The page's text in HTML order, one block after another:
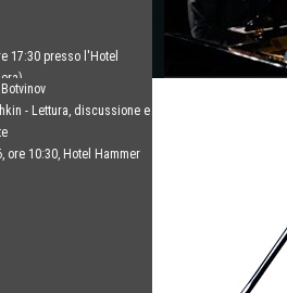
17:30 presso l'Hotel
- Lettura, discussione e
ore 10:30, Hotel Hammer